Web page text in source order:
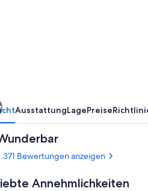
AusstattungLagePreise
10.
Bewertungen anzeigen
Annehmlichkeiten